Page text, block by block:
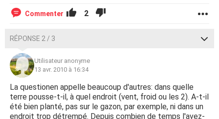
Commenter 2
RÉPONSE 2 / 3
Utilisateur anonyme
13 avr. 2010 à 16:34
La questionen appelle beaucoup d'autres: dans quelle
terre pousse-t-il, à quel endroit (vent, froid ou les 2). A-t-il
été bien planté, pas sur le gazon, par exemple, ni dans un
endroit trop détrempé. Depuis combien de temps l'avez-